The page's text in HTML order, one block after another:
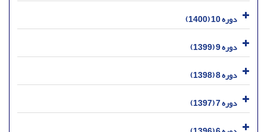
دوره 10 (1400)
دوره 9 (1399)
دوره 8 (1398)
دوره 7 (1397)